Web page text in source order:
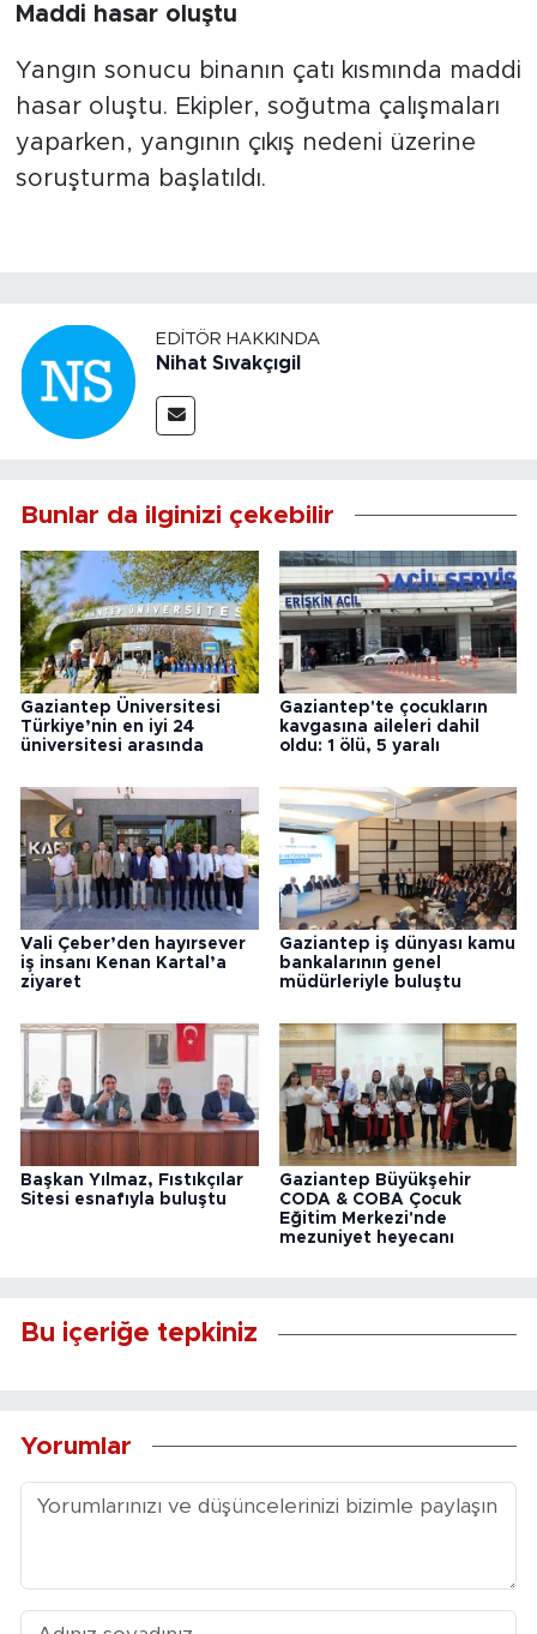
Maddi hasar oluştu
Yangın sonucu binanın çatı kısmında maddi
hasar oluştu. Ekipler, soğutma çalışmaları
yaparken, yangının çıkış nedeni üzerine
soruşturma başlatıldı.
EDITÖR HAKKINDA
Nihat Sıvakçıgil
Bunlar da ilginizi çekebilir
Gaziantep Üniversitesi
Türkiye’nin en iyi 24
üniversitesi arasında
Gaziantep'te çocukların
kavgasına aileleri dahil
oldu: 1 ölü, 5 yaralı
Vali Çeber’den hayırsever
iş insanı Kenan Kartal’a
ziyaret
Gaziantep iş dünyası kamu
bankalarının genel
müdürleriyle buluştu
Başkan Yılmaz, Fıstıkçılar
Sitesi esnafıyla buluştu
Gaziantep Büyükşehir
CODA & COBA Çocuk
Eğitim Merkezi'nde
mezuniyet heyecanı
Bu içeriğe tepkiniz
Yorumlar